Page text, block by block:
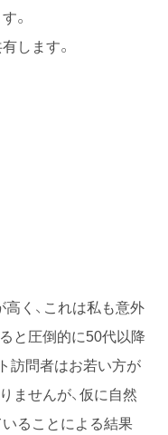
。
します。
く、これは私も意外
と圧倒的に50代以降
訪問者はお若い方が
ませんが、仮に自然
ることによる結果